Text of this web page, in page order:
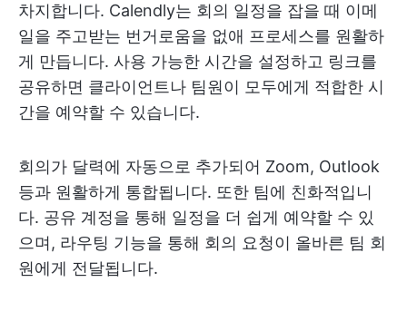
차지합니다. Calendly는 회의 일정을 잡을 때 이메
일을 주고받는 번거로움을 없애 프로세스를 원활하
게 만듭니다. 사용 가능한 시간을 설정하고 링크를
공유하면 클라이언트나 팀원이 모두에게 적합한 시
간을 예약할 수 있습니다.
회의가 달력에 자동으로 추가되어 Zoom, Outlook
등과 원활하게 통합됩니다. 또한 팀에 친화적입니
다. 공유 계정을 통해 일정을 더 쉽게 예약할 수 있
으며, 라우팅 기능을 통해 회의 요청이 올바른 팀 회
원에게 전달됩니다.